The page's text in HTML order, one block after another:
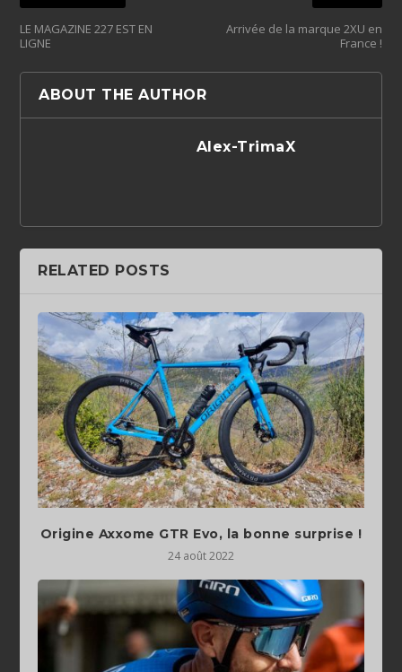
LE MAGAZINE 227 EST EN
LIGNE
Arrivée de la marque 2XU en
France !
ABOUT THE AUTHOR
Alex-TrimaX
RELATED POSTS
Origine Axxome GTR Evo, la bonne surprise !
24 août 2022